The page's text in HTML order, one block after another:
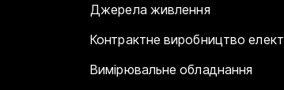
Джерела живлення
Контрактне виробництво
Вимірювальне обладнання